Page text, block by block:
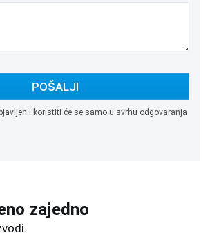
POŠALJI
i koristiti će se samo u svrhu odgovaranja
zajedno